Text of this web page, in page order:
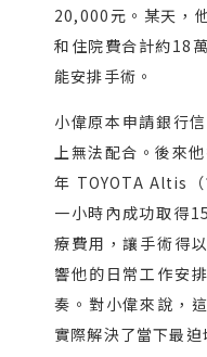
20,000元。某天，
和住院費合計約18
能安排手術。
小偉原本申請銀行
上無法配合。後來
年 TOYOTA Altis
一小時內成功取得
療費用，讓手術得
響他的日常工作安
奏。對小偉來說，
實際解決了當下最迫